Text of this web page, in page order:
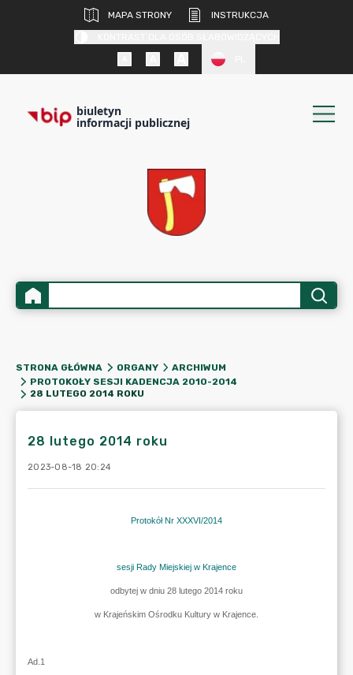
MAPA STRONY
INSTRUKCJA
biuletyn
informacji publicznej
STRONA GŁÓWNA ORGANY
ARCHIWUM
PROTOKOŁY SESJI KADENCJA 2010-2014
28 LUTEGO 2014 ROKU
28 lutego 2014 roku
2023-08-18 20:24